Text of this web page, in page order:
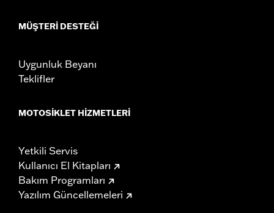
MÜŞTERI DESTEĞI
Uygunluk Beyanı
Teklifler
MOTOSIKLET HIZMETLERI
Yetkili Servis
Kullanıcı El Kitapları
Bakım Programları
Yazılım Güncellemeleri